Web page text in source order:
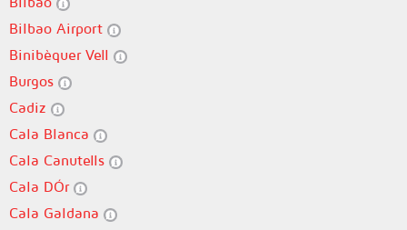
Bilbao Airport
Binibèquer Vell
Burgos
Cadiz
Cala Blanca
Cala Canutells
Cala DÓr
Cala Galdana